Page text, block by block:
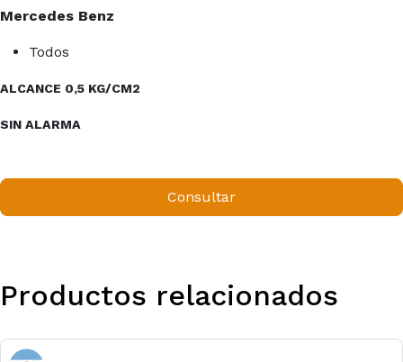
Mercedes Benz
Todos
ALCANCE 0,5 KG/CM2
SIN ALARMA
Consultar
Productos relacionados